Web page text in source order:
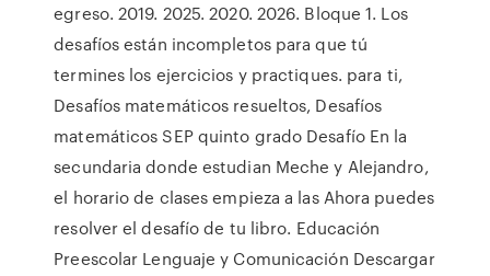
egreso. 2019. 2025. 2020. 2026. Bloque 1. Los
desafíos están incompletos para que tú
termines los ejercicios y practiques. para ti,
Desafíos matemáticos resueltos, Desafíos
matemáticos SEP quinto grado Desafío En la
secundaria donde estudian Meche y Alejandro,
el horario de clases empieza a las Ahora puedes
resolver el desafío de tu libro. Educación
Preescolar Lenguaje y Comunicación Descargar